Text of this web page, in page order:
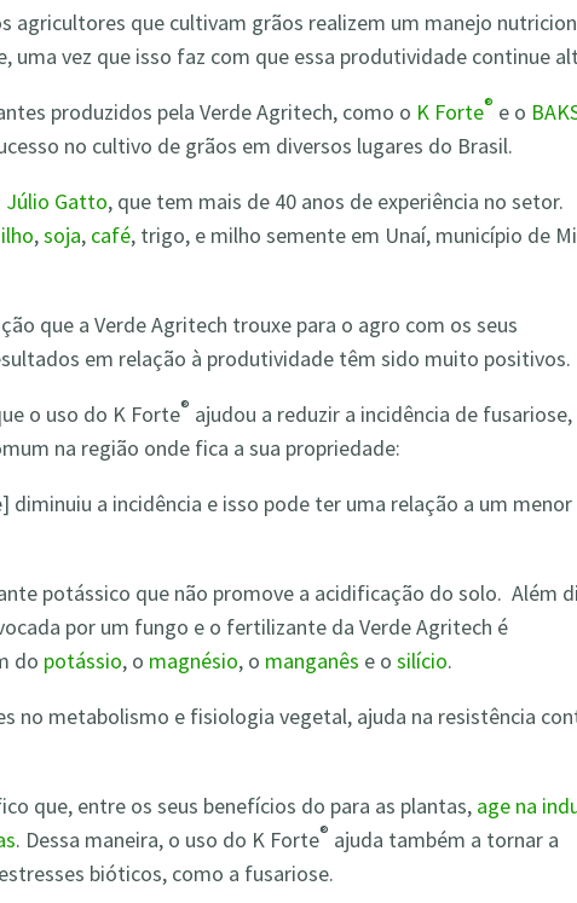
agricultores que cultivam grãos realizem um manejo
uma vez que isso faz com que essa produtividade continue
produzidos pela Verde Agritech, como o K Forte® e o
no cultivo de grãos em diversos lugares do Brasil.
Júlio Gatto, que tem mais de 40 anos de experiência no setor.
,soja, café, trigo, e milho semente em Unaí, município de
que a Verde Agritech trouxe para o agro com os seus
em relação à produtividade têm sido muito positivos.
o uso do K Forte® ajudou a reduzir a incidência de fusariose,
na região onde fica a sua propriedade:
diminuiu a incidência e isso pode ter uma relação a um menor
potássico que não promove a acidificação do solo. Além
por um fungo e o fertilizante da Verde Agritech é
do potássio, o magnésio, o manganês e o silício.
no metabolismo e fisiologia vegetal, ajuda na resistência
que, entre os seus benefícios do para as plantas, age na
. Dessa maneira, o uso do K Forte® ajuda também a tornar a
bióticos, como a fusariose.